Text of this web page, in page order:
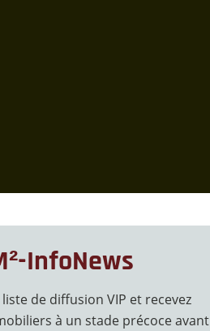
InfoNews
de diffusion VIP et recevez
à un stade précoce avant